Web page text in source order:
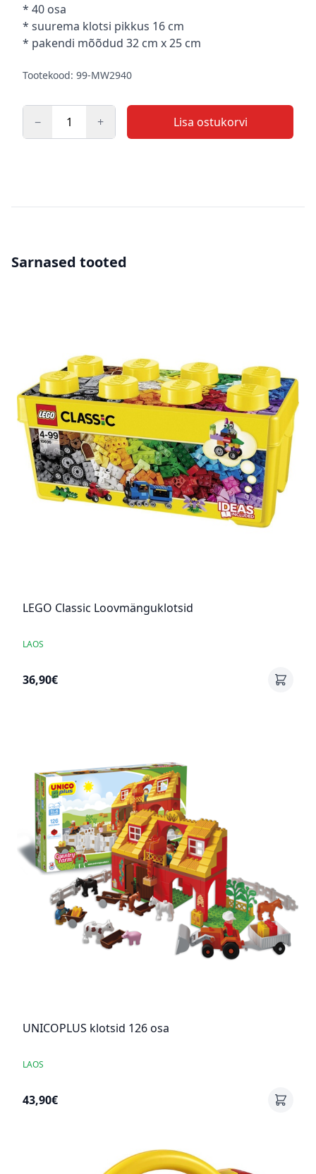
Kirjeldus
* 40 osa
* suurema klotsi pikkus 16 cm
* pakendi mõõdud 32 cm x 25 cm
Tootekood: 99-MW2940
− + Lisa ostukorvi
Sarnased tooted
LEGO Classic Loovmänguklotsid
LAOS
36,90€
UNICOPLUS klotsid 126 osa
LAOS
43,90€